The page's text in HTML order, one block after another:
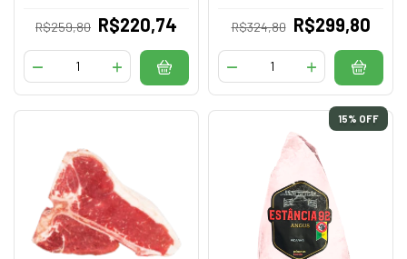
R$259,80 R$220,74 R$324,80 R$299,80
15% OFF